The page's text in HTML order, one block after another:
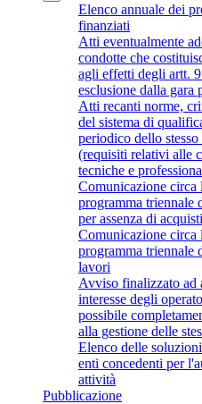
Elenco annuale dei
finanziati
Atti eventualmente
condotte che
agli effetti degli artt.
esclusione dalla
Atti recanti norme,
del sistema di
periodico dello
(requisiti relativi alle
tecniche e
Comunicazione circa
programma triennale
per assenza di
Comunicazione circa
programma triennale
lavori
Avviso finalizzato ad
interesse degli
possibile
alla gestione delle
Elenco delle
enti concedenti per
attività
Pubblicazione